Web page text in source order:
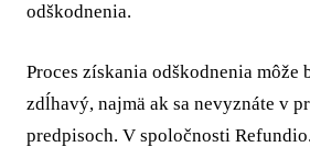
odškodnenia.
Proces získania odškodnenia môže
zdĺhavý, najmä ak sa nevyznáte v
predpisoch. V spoločnosti